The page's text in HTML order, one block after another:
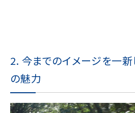
2. 今までのイメージを一
の魅力